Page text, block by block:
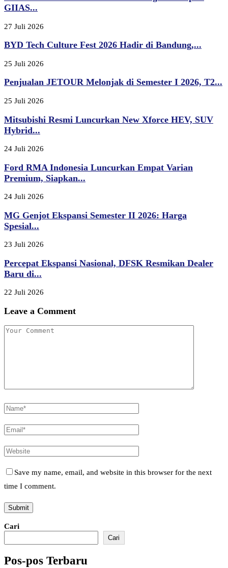
GIIAS...
27 Juli 2026
BYD Tech Culture Fest 2026 Hadir di Bandung,...
25 Juli 2026
Penjualan JETOUR Melonjak di Semester I 2026, T2...
25 Juli 2026
Mitsubishi Resmi Luncurkan New Xforce HEV, SUV
Hybrid...
24 Juli 2026
Ford RMA Indonesia Luncurkan Empat Varian
Premium, Siapkan...
24 Juli 2026
MG Genjot Ekspansi Semester II 2026: Harga
Spesial...
23 Juli 2026
Percepat Ekspansi Nasional, DFSK Resmikan Dealer
Baru di...
22 Juli 2026
Leave a Comment
Save my name, email, and website in this browser for the next
time I comment.
Cari
Cari
Pos-pos Terbaru